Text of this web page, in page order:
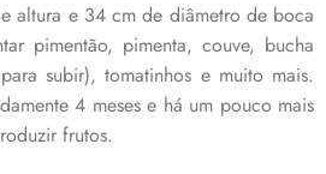
altura e 34 cm de diâmetro de boca
pimentão, pimenta, couve, bucha
subir), tomatinhos e muito mais.
4 meses e há um pouco mais
frutos.